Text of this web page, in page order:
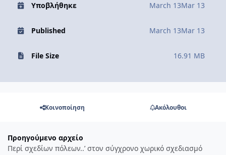
Υποβλήθηκε March 13Mar 13
Published March 13Mar 13
File Size 16.91 MB
Κοινοποίηση Ακόλουθοι
Προηγούμενο αρχείο
Περί σχεδίων πόλεων..’ στον σύγχρονο χωρικό σχεδιασμό